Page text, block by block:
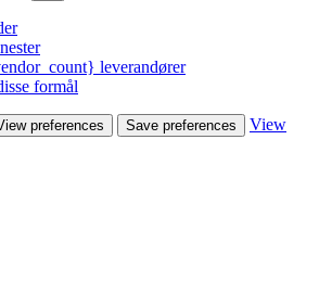
leverandører
formål
preferences Save preferences
View